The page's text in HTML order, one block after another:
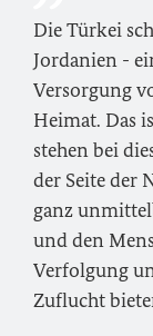
Die Türkei
Jordanien -
Versorgung
Heimat. Das
stehen bei
der Seite der
ganz
und den
Verfolgung
Zuflucht